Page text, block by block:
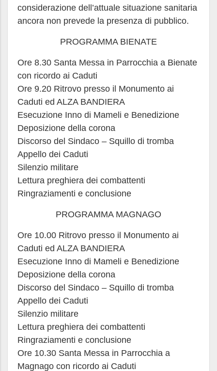
considerazione dell’attuale situazione sanitaria
ancora non prevede la presenza di pubblico.
PROGRAMMA BIENATE
Ore 8.30 Santa Messa in Parrocchia a Bienate
con ricordo ai Caduti
Ore 9.20 Ritrovo presso il Monumento ai
Caduti ed ALZA BANDIERA
Esecuzione Inno di Mameli e Benedizione
Deposizione della corona
Discorso del Sindaco – Squillo di tromba
Appello dei Caduti
Silenzio militare
Lettura preghiera dei combattenti
Ringraziamenti e conclusione
PROGRAMMA MAGNAGO
Ore 10.00 Ritrovo presso il Monumento ai
Caduti ed ALZA BANDIERA
Esecuzione Inno di Mameli e Benedizione
Deposizione della corona
Discorso del Sindaco – Squillo di tromba
Appello dei Caduti
Silenzio militare
Lettura preghiera dei combattenti
Ringraziamenti e conclusione
Ore 10.30 Santa Messa in Parrocchia a
Magnago con ricordo ai Caduti